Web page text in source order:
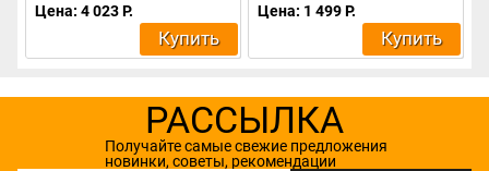
Цена: 4 023 Р.
Купить
Цена: 1 499 Р.
Купить
РАССЫЛКА
Получайте самые свежие предложения
новинки, советы, рекомендации